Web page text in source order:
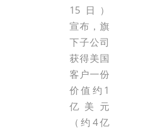
15日）
宣布，旗
下子公司
获得美国
客户一份
价值约1
亿美元
（约4亿